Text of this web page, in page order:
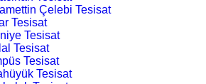
Çelebi Tesisat
Tesisat
Tesisat
Tesisat
Tesisat
Tesisat